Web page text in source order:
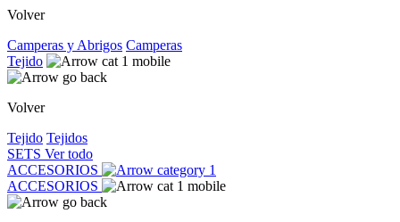
Volver
Camperas y Abrigos Camperas
Tejido
Volver
Tejido Tejidos
SETS Ver todo
ACCESORIOS
ACCESORIOS